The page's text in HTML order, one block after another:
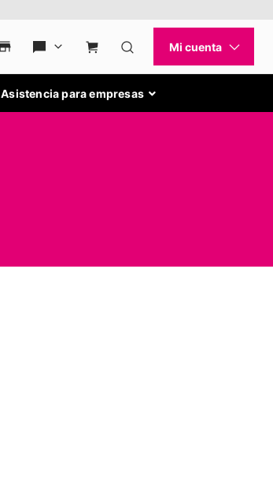
Asistencia para empresas